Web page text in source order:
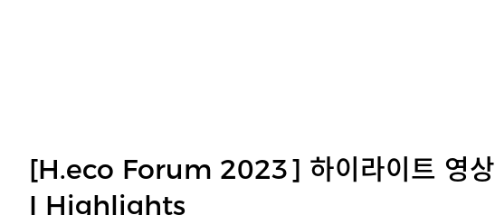
[H.eco Forum 2023] 하이라이트 영상
I Highlights